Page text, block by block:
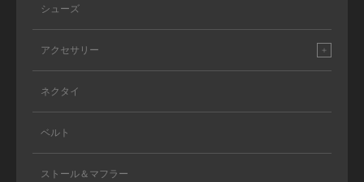
シューズ
アクセサリー
ネクタイ
ベルト
ストール＆マフラー